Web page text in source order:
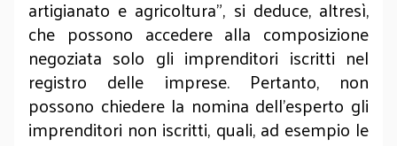
artigianato e agricoltura”, si deduce, altresì,
che possono accedere alla composizione
negoziata solo gli imprenditori iscritti nel
registro delle imprese. Pertanto, non
possono chiedere la nomina dell’esperto gli
imprenditori non iscritti, quali, ad esempio le